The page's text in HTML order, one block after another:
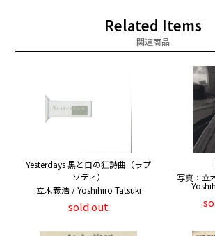
Related Items
関連商品
Yesterdays 黒と白の狂詩曲（ラプ
ソディ）
立木義浩 / Yoshihiro Tatsuki
sold out
写真：立